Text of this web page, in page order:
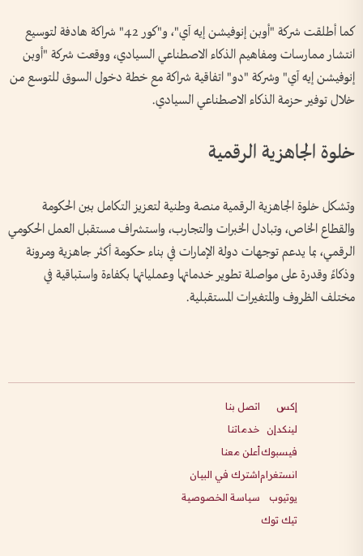
كما أطلقت شركة "أوبن إنوفيشن إيه آي"، و"كور 42" شراكة هادفة لتوسيع
انتشار ممارسات ومفاهيم الذكاء الاصطناعي السيادي، ووقعت شركة "أوبن
إنوفيشن إيه آي" وشركة "دو" اتفاقية شراكة مع خطة دخول السوق للتوسع من
خلال توفير حزمة الذكاء الاصطناعي السيادي.
خلوة الجاهزية الرقمية
وتشكل خلوة الجاهزية الرقمية منصة وطنية لتعزيز التكامل بين الحكومة
والقطاع الخاص، وتبادل الخبرات والتجارب، واستشراف مستقبل العمل الحكومي
الرقمي، بما يدعم توجهات دولة الإمارات في بناء حكومة أكثر جاهزية ومرونة
وذكاءً وقدرة على مواصلة تطوير خدماتها وعملياتها بكفاءة واستباقية في
مختلف الظروف والمتغيرات المستقبلية.
إكس
لينكدإن
فيسبوك
انستغرام
يوتيوب
تيك توك
اتصل بنا
خدماتنا
أعلن معنا
اشترك في البيان
سياسة الخصوصية